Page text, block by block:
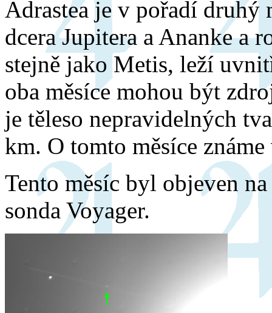
Adrastea je v pořadí druhý
dcera Jupitera a Ananke a
stejně jako Metis, leží
oba měsíce mohou být
je těleso nepravidelných
km. O tomto měsíce
Tento měsíc byl objeven
sonda Voyager.